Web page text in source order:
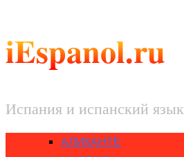
iEspanol.ru
Испания и испанский язык
АЛИКАНТЕ